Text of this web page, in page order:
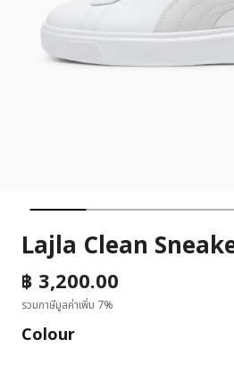
Lajla Clean
฿ 3,200.00
รวมภาษีมูลค่าเพิ่ม 7%
Colour